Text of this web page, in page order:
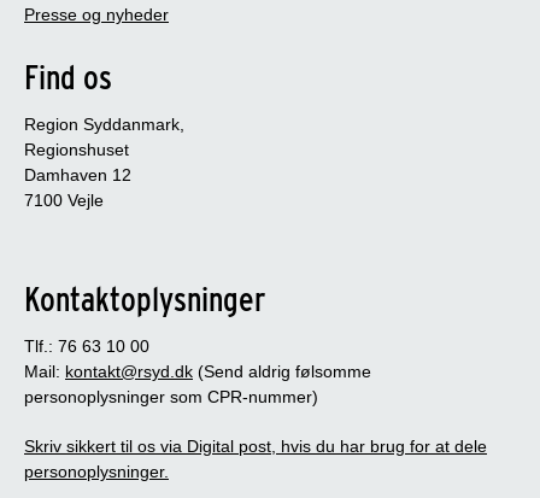
Presse og nyheder
Find os
Region Syddanmark,
Regionshuset
Damhaven 12
7100 Vejle
Kontaktoplysninger
Tlf.: 76 63 10 00
Mail: kontakt@rsyd.dk (Send aldrig følsomme
personoplysninger som CPR-nummer)
Skriv sikkert til os via Digital post, hvis du har brug for at dele
personoplysninger.